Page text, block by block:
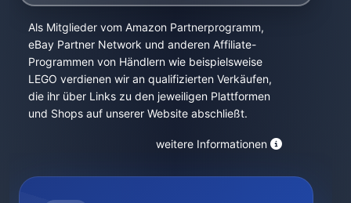
Als Mitglieder vom Amazon Partnerprogramm,
eBay Partner Network und anderen Affiliate-
Programmen von Händlern wie beispielsweise
LEGO verdienen wir an qualifizierten Verkäufen,
die ihr über Links zu den jeweiligen Plattformen
und Shops auf unserer Website abschließt.
weitere Informationen